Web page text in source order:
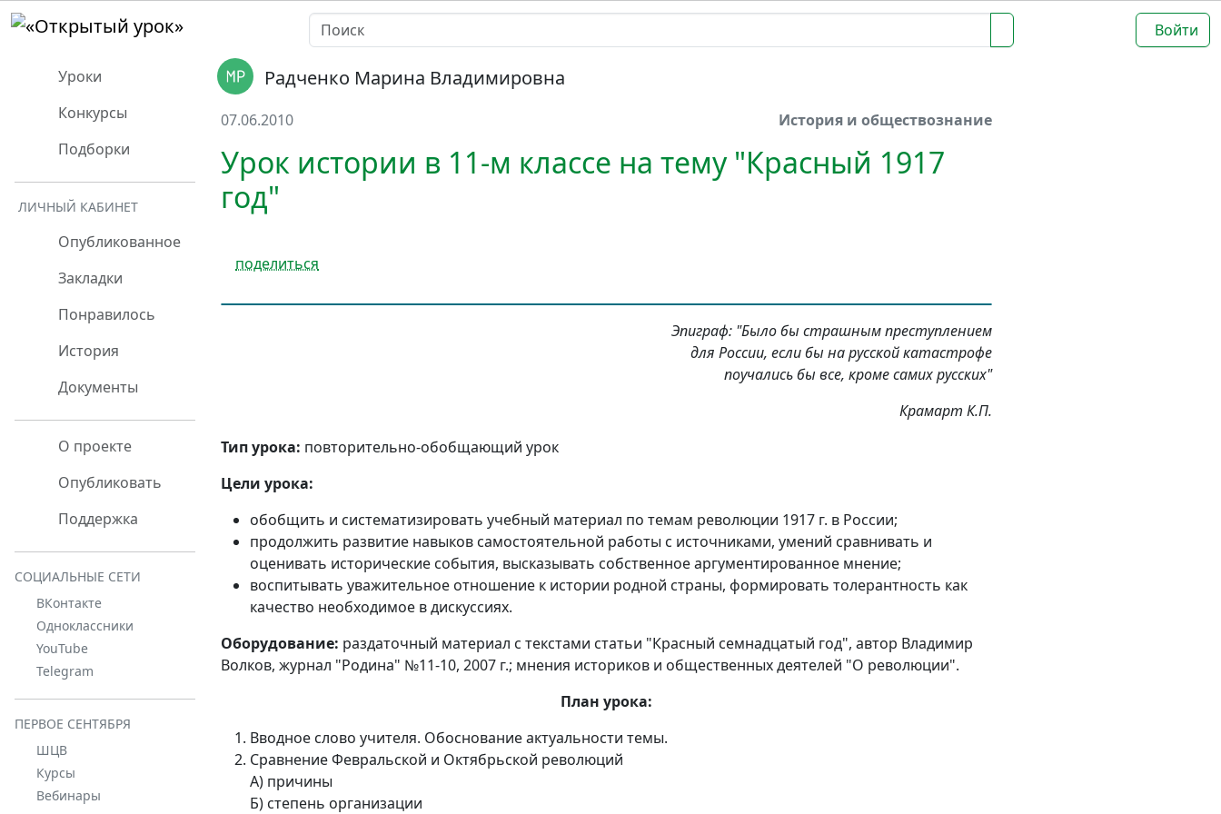
Войти
Уроки
Конкурсы
Подборки
ЛИЧНЫЙ КАБИНЕТ
Опубликованное
Закладки
Понравилось
История
Документы
О проекте
Опубликовать
Поддержка
СОЦИАЛЬНЫЕ СЕТИ
ВКонтакте
Одноклассники
YouTube
Telegram
ПЕРВОЕ СЕНТЯБРЯ
ШЦВ
Курсы
Вебинары
Радченко Марина Владимировна
07.06.2010 История и обществознание
Урок истории в 11-м классе на тему "Красный 1917
год"
поделиться
Эпиграф: "Было бы страшным преступлением
для России, если бы на русской катастрофе
поучались бы все, кроме самих русских"
Крамарт К.П.
Тип урока: повторительно-обобщающий урок
Цели урока:
обобщить и систематизировать учебный материал по темам революции 1917 г. в России;
продолжить развитие навыков самостоятельной работы с источниками, умений сравнивать и
оценивать исторические события, высказывать собственное аргументированное мнение;
воспитывать уважительное отношение к истории родной страны, формировать толерантность как
качество необходимое в дискуссиях.
Оборудование: раздаточный материал с текстами статьи "Красный семнадцатый год", автор Владимир
Волков, журнал "Родина" №11-10, 2007 г.; мнения историков и общественных деятелей "О революции".
План урока:
Вводное слово учителя. Обоснование актуальности темы.
Сравнение Февральской и Октябрьской революций
А) причины
Б) степень организации